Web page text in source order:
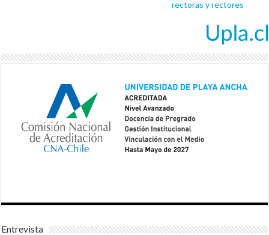
rectoras y rectores
Entrevista